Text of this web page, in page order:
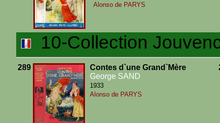
Alonso de PARYS
10-Collection
289
Contes d`une Grand`Mère
George SAND
1933
Alonso de PARYS